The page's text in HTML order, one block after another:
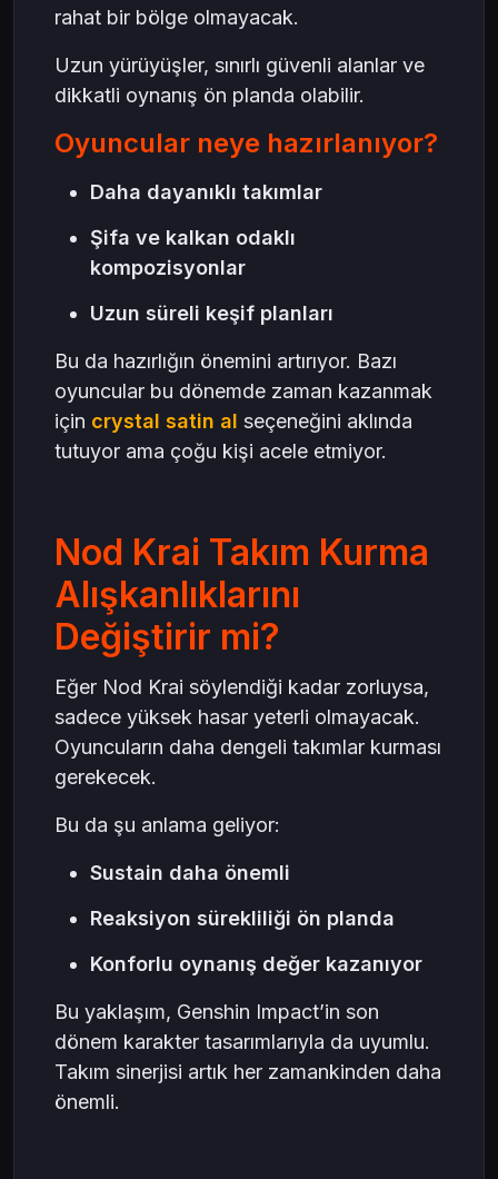
rahat bir bölge olmayacak.
Uzun yürüyüşler, sınırlı güvenli alanlar ve
dikkatli oynanış ön planda olabilir.
Oyuncular neye hazırlanıyor?
Daha dayanıklı takımlar
Şifa ve kalkan odaklı
kompozisyonlar
Uzun süreli keşif planları
Bu da hazırlığın önemini artırıyor. Bazı
oyuncular bu dönemde zaman kazanmak
için crystal satin al seçeneğini aklında
tutuyor ama çoğu kişi acele etmiyor.
Nod Krai Takım Kurma
Alışkanlıklarını
Değiştirir mi?
Eğer Nod Krai söylendiği kadar zorluysa,
sadece yüksek hasar yeterli olmayacak.
Oyuncuların daha dengeli takımlar kurması
gerekecek.
Bu da şu anlama geliyor:
Sustain daha önemli
Reaksiyon sürekliliği ön planda
Konforlu oynanış değer kazanıyor
Bu yaklaşım, Genshin Impact’in son
dönem karakter tasarımlarıyla da uyumlu.
Takım sinerjisi artık her zamankinden daha
önemli.